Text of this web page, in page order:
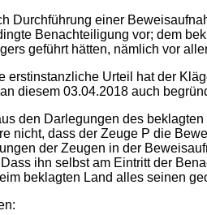
einer
Benachteiligung vor; dem
geführt hätten, nämlich vor
Urteil hat der
diesem 03.04.2018 auch
Darlegungen des beklagten
nicht, dass der Zeuge P die
der Zeugen in der
ihn selbst am Eintritt der
beklagten Land alles seinen